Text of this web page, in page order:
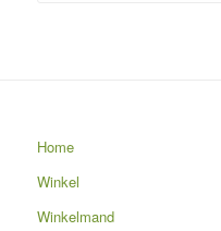
Home
Winkel
Winkelmand